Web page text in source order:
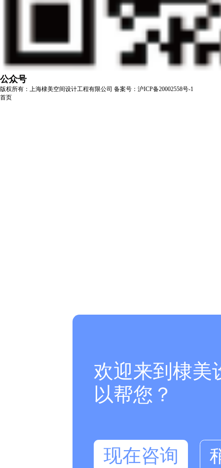
公众号
版权所有：上海棣美空间设计工程有限公司 备案号：沪ICP备20002558号-1
首页
欢迎来到棣美
以帮您？
现在咨询